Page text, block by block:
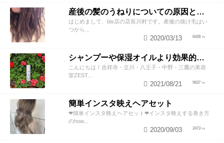
産後の髪のうねりについての原因と対策！
はじめまして、bis店の店長川村です。産後の抜け毛はい
つから...
6428
2020/03/13
シャンプーや保湿オイルより効果的！？美容師が教える頭皮の臭い＆乾燥ケアとは
こんにちは！吉祥寺・立川・八王子・中野・三鷹の美容
室ZEST...
5637
2021/08/21
簡単インスタ映えヘアセット
❤︎簡単インスタ映えヘアセット❤︎インスタ映えする巻き方
のhow...
2473
2020/09/03